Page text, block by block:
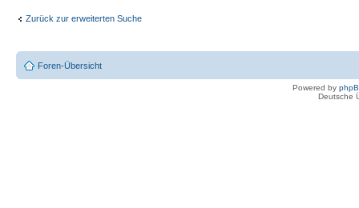
Zurück zur erweiterten Suche
Foren-Übersicht
Powered by
Deutsche